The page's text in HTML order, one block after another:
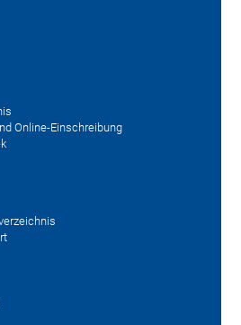
Online-Einschreibung